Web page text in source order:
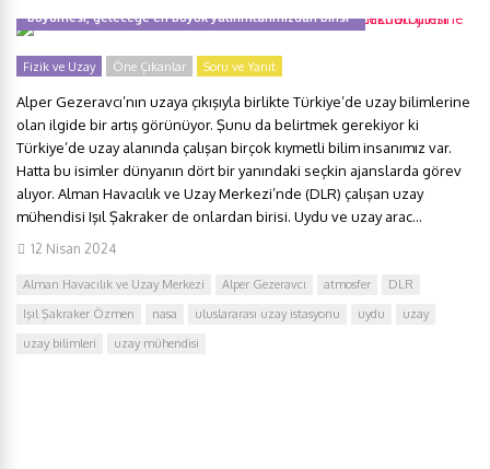
büyümesi, geleceğe en büyük yatırımlarımızdan birisi”
Fizik ve Uzay Öne Çıkanlar Soru ve Yanıt
Alper Gezeravcı’nın uzaya çıkışıyla birlikte Türkiye’de uzay bilimlerine
olan ilgide bir artış görünüyor. Şunu da belirtmek gerekiyor ki
Türkiye’de uzay alanında çalışan birçok kıymetli bilim insanımız var.
Hatta bu isimler dünyanın dört bir yanındaki seçkin ajanslarda görev
alıyor. Alman Havacılık ve Uzay Merkezi’nde (DLR) çalışan uzay
mühendisi Işıl Şakraker de onlardan birisi. Uydu ve uzay arac...
12 Nisan 2024
Alman Havacılık ve Uzay Merkezi Alper Gezeravcı atmosfer
DLR
Işıl Şakraker Özmen
nasa uluslararası uzay istasyonu uydu
uzay
uzay bilimleri
uzay mühendisi